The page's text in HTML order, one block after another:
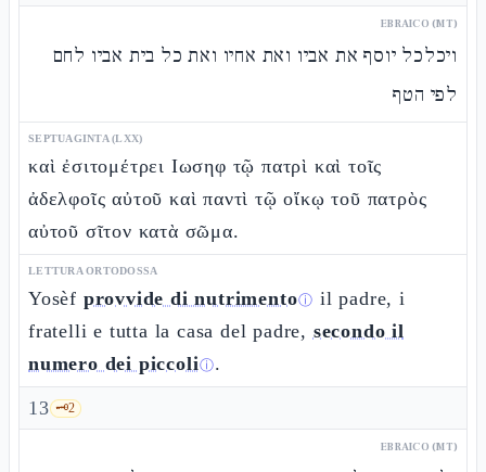
EBRAICO (MT)
ויכלכל יוסף את אביו ואת אחיו ואת כל בית אביו לחם
לפי הטף
SEPTUAGINTA (LXX)
καὶ ἐσιτομέτρει Ιωσηφ τῷ πατρὶ καὶ τοῖς
ἀδελφοῖς αὐτοῦ καὶ παντὶ τῷ οἴκῳ τοῦ πατρὸς
αὐτοῦ σῖτον κατὰ σῶμα.
LETTURA ORTODOSSA
Yosèf provvide di nutrimentoⓘ il padre, i
fratelli e tutta la casa del padre, secondo il
numero dei piccoliⓘ.
13 🗝️2
EBRAICO (MT)